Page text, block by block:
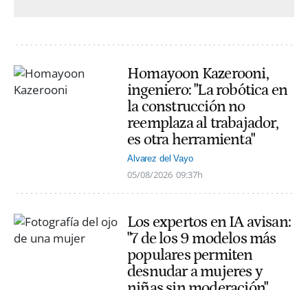
Homayoon Kazerooni,
ingeniero: "La robótica en
la construcción no
reemplaza al trabajador,
es otra herramienta"
Alvarez del Vayo
05/08/2026 09:37h
Los expertos en IA avisan:
"7 de los 9 modelos más
populares permiten
desnudar a mujeres y